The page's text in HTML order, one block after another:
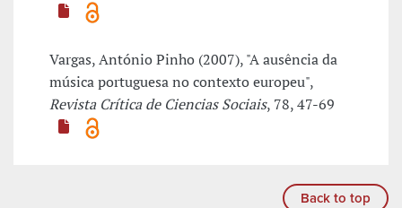
Vargas, António Pinho (2007), "A ausência da
música portuguesa no contexto europeu",
Revista Crítica de Ciencias Sociais, 78, 47-69
Back to top